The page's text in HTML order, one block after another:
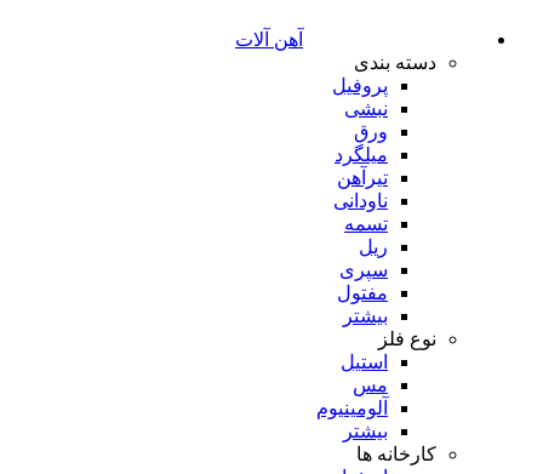
آهن آلات
دسته بندی
پروفیل
نبشی
ورق
میلگرد
تیرآهن
ناودانی
تسمه
ریل
سپری
مفتول
بیشتر
نوع فلز
استیل
مس
آلومینیوم
بیشتر
کارخانه ها